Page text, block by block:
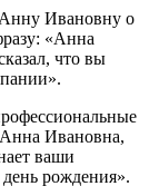
Анну Ивановну о
«Анна
что вы
Ивановна,
ваши
рождения».